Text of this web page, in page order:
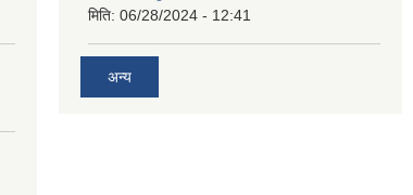
मिति: 06/28/2024 - 12:41
अन्य